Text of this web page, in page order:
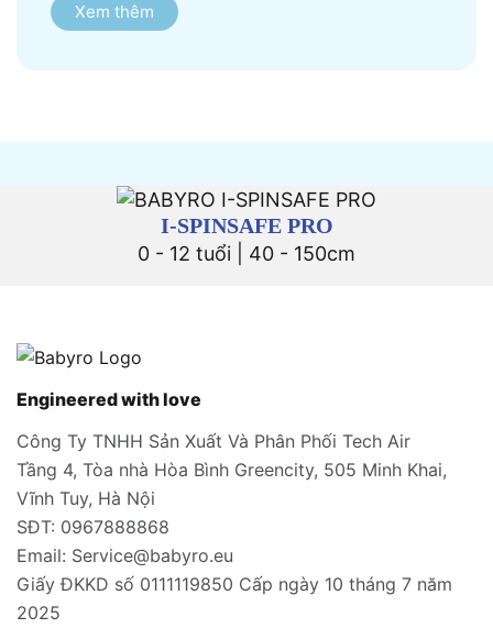
Xem thêm
I-SPINSAFE PRO
0 - 12 tuổi | 40 - 150cm
Engineered with love
Công Ty TNHH Sản Xuất Và Phân Phối Tech Air
Tầng 4, Tòa nhà Hòa Bình Greencity, 505 Minh Khai,
Vĩnh Tuy, Hà Nội
SĐT: 0967888868
Email: Service@babyro.eu
Giấy ĐKKD số 0111119850 Cấp ngày 10 tháng 7 năm
2025